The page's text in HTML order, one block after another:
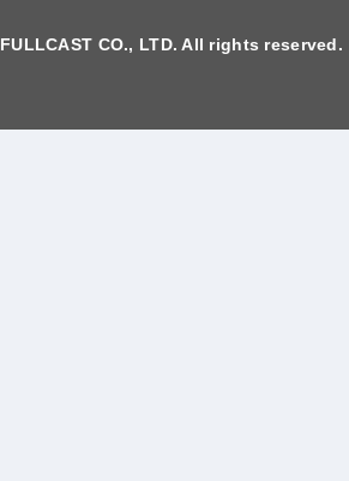
FULLCAST CO., LTD. All rights reserved.